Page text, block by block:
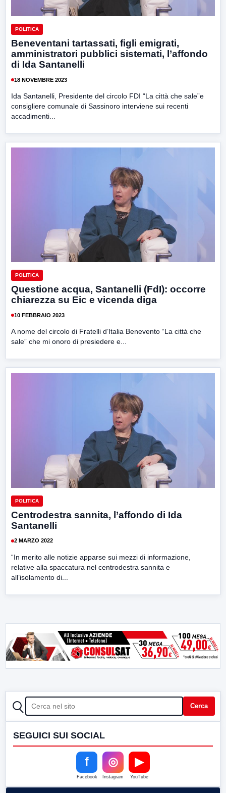
POLITICA
Beneventani tartassati, figli emigrati,
amministratori pubblici sistemati, l’affondo
di Ida Santanelli
18 NOVEMBRE 2023
Ida Santanelli, Presidente del circolo FDI “La città che sale”e
consigliere comunale di Sassinoro interviene sui recenti
accadimenti...
POLITICA
Questione acqua, Santanelli (FdI): occorre
chiarezza su Eic e vicenda diga
10 FEBBRAIO 2023
A nome del circolo di Fratelli d’Italia Benevento “La città che
sale” che mi onoro di presiedere e...
POLITICA
Centrodestra sannita, l’affondo di Ida
Santanelli
2 MARZO 2022
“In merito alle notizie apparse sui mezzi di informazione,
relative alla spaccatura nel centrodestra sannita e
all’isolamento di...
CERCA Cerca
SEGUICI SUI SOCIAL
f
Facebook
◎
Instagram
▶
YouTube